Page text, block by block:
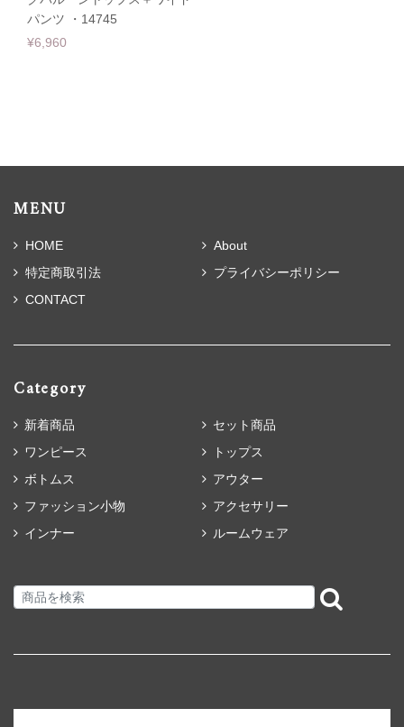
パンツ ・14745
¥6,960
MENU
HOME
About
特定商取引法
プライバシーポリシー
CONTACT
Category
新着商品
セット商品
ワンピース
トップス
ボトムス
アウター
ファッション小物
アクセサリー
インナー
ルームウェア